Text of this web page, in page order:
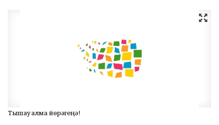
Тышау һалма йөрәгеңә!